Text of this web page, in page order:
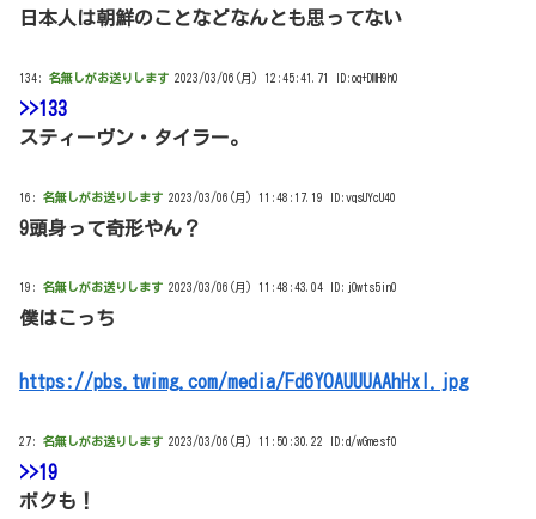
日本人は朝鮮のことなどなんとも思ってない
134: 名無しがお送りします 2023/03/06(月) 12:45:41.71 ID:oq+DMH9h0
>>133
スティーヴン・タイラー。
16: 名無しがお送りします 2023/03/06(月) 11:48:17.19 ID:vqsUYcU40
9頭身って奇形やん？
19: 名無しがお送りします 2023/03/06(月) 11:48:43.04 ID:jOwts5in0
僕はこっち
https://pbs.twimg.com/media/Fd6YOAUUUAAhHxl.jpg
27: 名無しがお送りします 2023/03/06(月) 11:50:30.22 ID:d/wGmesf0
>>19
ボクも！